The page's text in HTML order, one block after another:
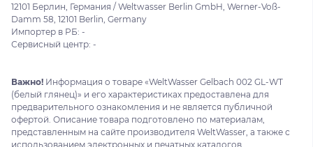
12101 Берлин, Германия / Weltwasser Berlin GmbH, Werner-Voß-
Damm 58, 12101 Berlin, Germany
Импортер в РБ: -
Сервисный центр: -
Важно! Информация о товаре «WeltWasser Gelbach 002 GL-WT
(белый глянец)» и его характеристиках предоставлена для
предварительного ознакомления и не является публичной
офертой. Описание товара подготовлено по материалам,
представленным на сайте производителя WeltWasser, а также с
использованием электронных и печатных каталогов.